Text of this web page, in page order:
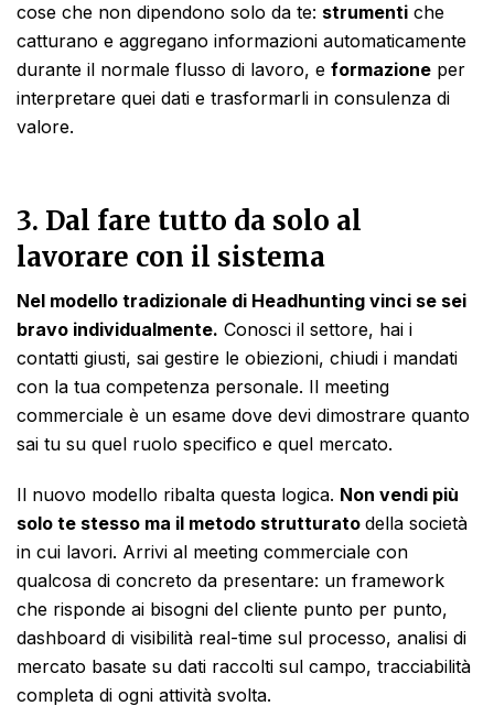
cose che non dipendono solo da te: strumenti che
catturano e aggregano informazioni automaticamente
durante il normale flusso di lavoro, e formazione per
interpretare quei dati e trasformarli in consulenza di
valore.
3. Dal fare tutto da solo al
lavorare con il sistema
Nel modello tradizionale di Headhunting vinci se sei
bravo individualmente. Conosci il settore, hai i
contatti giusti, sai gestire le obiezioni, chiudi i mandati
con la tua competenza personale. Il meeting
commerciale è un esame dove devi dimostrare quanto
sai tu su quel ruolo specifico e quel mercato.
Il nuovo modello ribalta questa logica. Non vendi più
solo te stesso ma il metodo strutturato della società
in cui lavori. Arrivi al meeting commerciale con
qualcosa di concreto da presentare: un framework
che risponde ai bisogni del cliente punto per punto,
dashboard di visibilità real-time sul processo, analisi di
mercato basate su dati raccolti sul campo, tracciabilità
completa di ogni attività svolta.